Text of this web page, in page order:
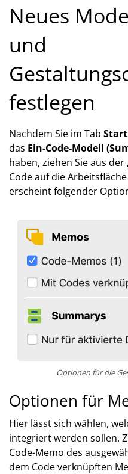
Neues
und
festlegen
Nachdem Sie im Tab Start
das Ein-Code-Modell
haben, ziehen Sie aus der
Code auf die
erscheint folgender
Optionen für die
Optionen für
Hier lässt sich wählen,
integriert werden sollen.
Code-Memo des
dem Code verknüpften